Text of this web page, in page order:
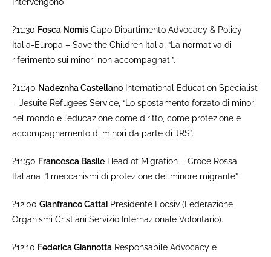
?11:30 Fosca Nomis Capo Dipartimento Advocacy & Policy
Italia-Europa – Save the Children Italia, “La normativa di
riferimento sui minori non accompagnati”.
?11:40 Nadeznha Castellano International Education Specialist
– Jesuite Refugees Service, “Lo spostamento forzato di minori
nel mondo e l’educazione come diritto, come protezione e
accompagnamento di minori da parte di JRS”.
?11:50 Francesca Basile Head of Migration – Croce Rossa
Italiana ,“I meccanismi di protezione del minore migrante”.
?12:00 Gianfranco Cattai Presidente Focsiv (Federazione
Organismi Cristiani Servizio Internazionale Volontario).
?12:10 Federica Giannotta Responsabile Advocacy e